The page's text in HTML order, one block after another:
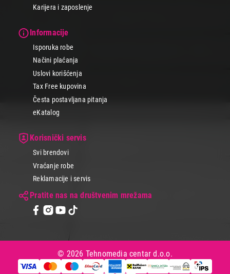
Karijera i zaposlenje
Informacije
Isporuka robe
Načini plaćanja
Uslovi korišćenja
Tax Free kupovina
Česta postavljana pitanja
eKatalog
Korisnički servis
Svi brendovi
Vraćanje robe
Reklamacije i servis
Pratite nas na društvenim mrežama
© 2026 Tehnomedia centar d.o.o.